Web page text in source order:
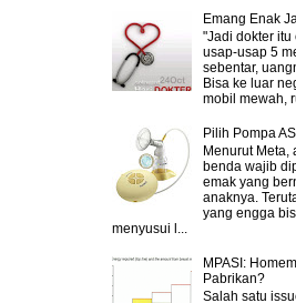
Emang Enak
"Jadi dokter itu
usap-usap 5
sebentar,
Bisa ke luar
mobil mewah,
Pilih Pompa
Menurut Meta,
benda wajib
emak yang
anaknya.
yang engga
menyusui l...
MPASI:
Pabrikan?
Salah satu